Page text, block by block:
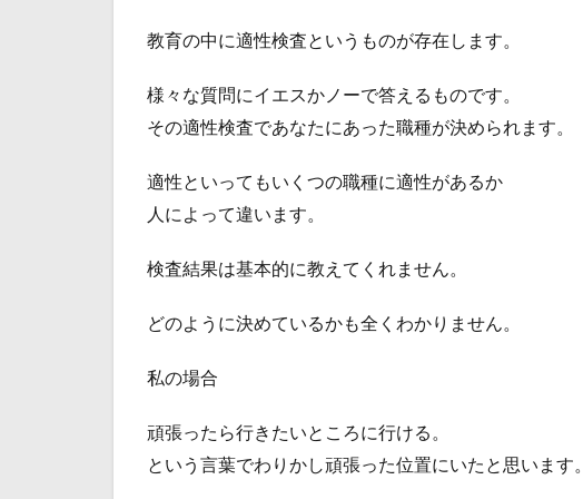
教育の中に適性検査というものが存在します。
様々な質問にイエスかノーで答えるものです。
その適性検査であなたにあった職種が決められます。
適性といってもいくつの職種に適性があるか
人によって違います。
検査結果は基本的に教えてくれません。
どのように決めているかも全くわかりません。
私の場合
頑張ったら行きたいところに行ける。
という言葉でわりかし頑張った位置にいたと思います。